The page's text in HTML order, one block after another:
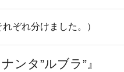
ぞれ分けました。）
ンタ”ルブラ”』